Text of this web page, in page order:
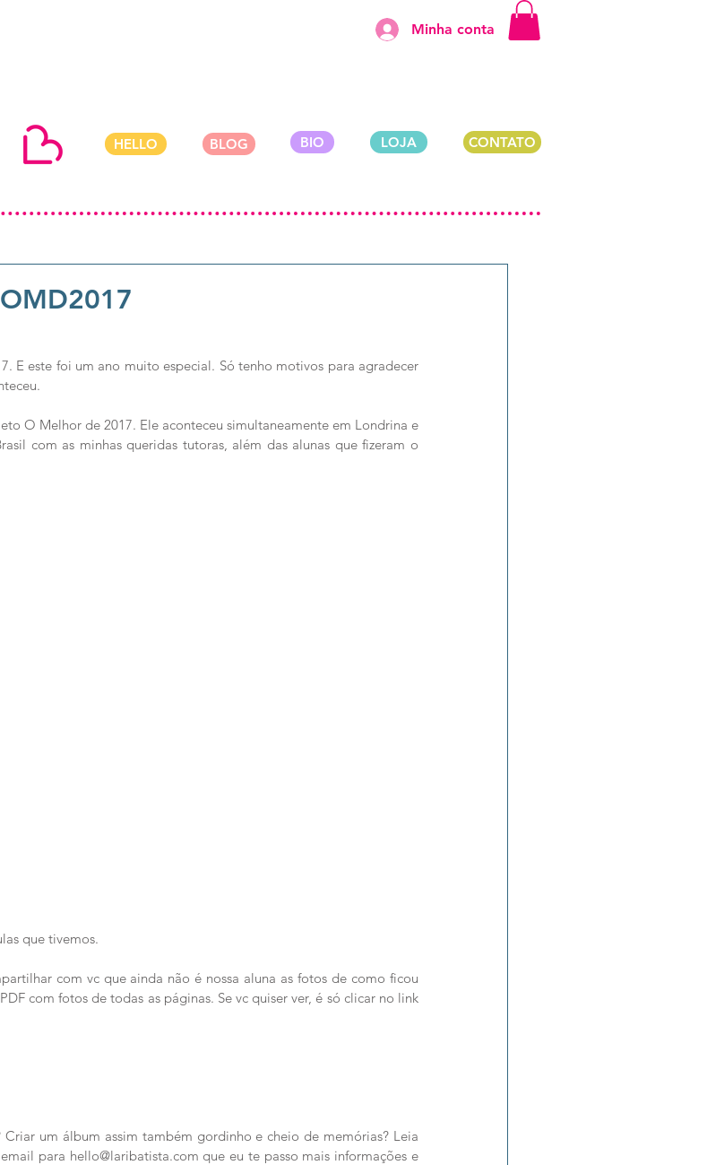
Minha conta
HELLO BLOG BIO LOJA CONTATO
OMD2017
E este foi um ano muito especial. Só tenho motivos para agradecer
O Melhor de 2017. Ele aconteceu simultaneamente em Londrina e
com as minhas queridas tutoras, além das alunas que fizeram o
que tivemos.
com vc que ainda não é nossa aluna as fotos de como ficou
com fotos de todas as páginas. Se vc quiser ver, é só clicar no link
um álbum assim também gordinho e cheio de memórias? Leia
para hello@laribatista.com que eu te passo mais informações e